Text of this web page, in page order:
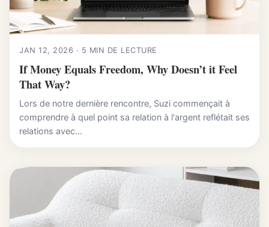
JAN 12, 2026 · 5 MIN DE LECTURE
If Money Equals Freedom, Why Doesn’t it Feel
That Way?
Lors de notre dernière rencontre, Suzi commençait à
comprendre à quel point sa relation à l'argent reflétait ses
relations avec...